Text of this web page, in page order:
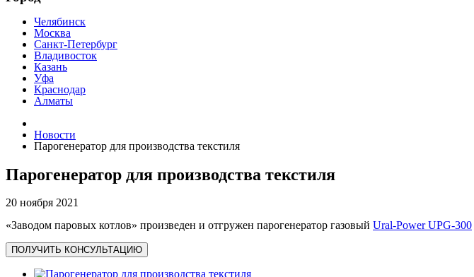
Челябинск
Москва
Санкт-Петербург
Владивосток
Казань
Уфа
Краснодар
Алматы
Новости
Парогенератор для производства текстиля
Парогенератор для производства текстиля
20 ноября 2021
«Заводом паровых котлов» произведен и отгружен парогенератор газовый Ural-Power UPG-300
ПОЛУЧИТЬ КОНСУЛЬТАЦИЮ